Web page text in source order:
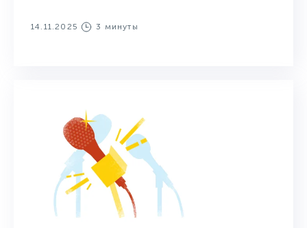
репутации СКАН-Интерфакс.
14.11.2025 3 минуты